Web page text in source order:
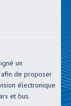
un
afin de proposer
électronique
et bus.